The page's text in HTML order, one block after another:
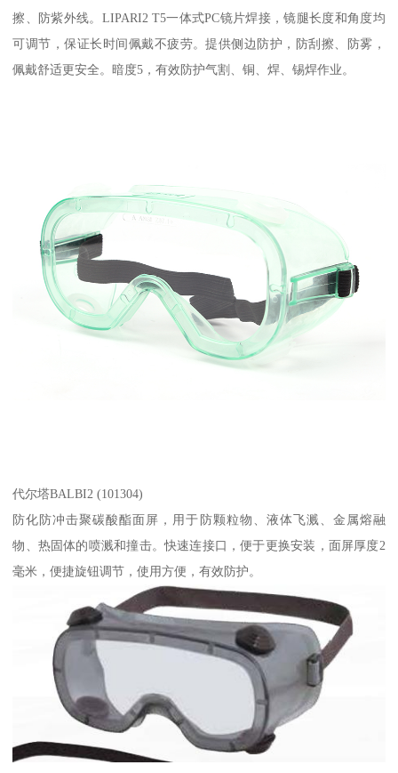
擦、防紫外线。LIPARI2 T5一体式PC镜片焊接，镜腿长度和角度均
可调节，保证长时间佩戴不疲劳。提供侧边防护，防刮擦、防雾，
佩戴舒适更安全。暗度5，有效防护气割、铜、焊、锡焊作业。
代尔塔BALBI2 (101304)
防化防冲击聚碳酸酯面屏，用于防颗粒物、液体飞溅、金属熔融
物、热固体的喷溅和撞击。快速连接口，便于更换安装，面屏厚度2
毫米，便捷旋钮调节，使用方便，有效防护。